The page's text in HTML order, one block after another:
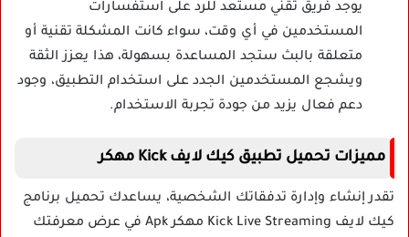
يوجد فريق تقني مستعد للرد على استفسارات
المستخدمين في أي وقت، سواء كانت المشكلة تقنية أو
متعلقة بالبث ستجد المساعدة بسهولة، هذا يعزز الثقة
ويشجع المستخدمين الجدد على استخدام التطبيق، وجود
دعم فعال يزيد من جودة تجربة الاستخدام.
مميزات تحميل تطبيق كيك لايف Kick مهكر
تقدر إنشاء وإدارة تدفقاتك الشخصية، يساعدك تحميل برنامج
كيك لايف Kick Live Streaming مهكر Apk في عرض معرفتك